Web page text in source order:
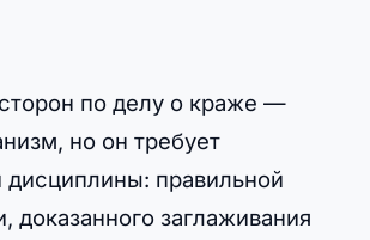
по делу о краже —
но он требует
правильной
доказанного заглаживания